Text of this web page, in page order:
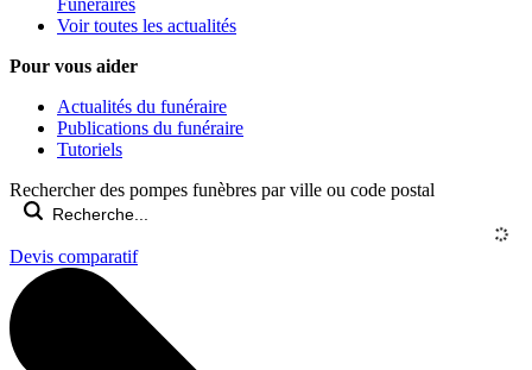
Funéraires
Voir toutes les actualités
Pour vous aider
Actualités du funéraire
Publications du funéraire
Tutoriels
Rechercher des pompes funèbres par ville ou code postal
Devis comparatif